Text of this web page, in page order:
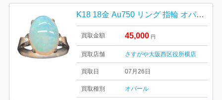
K18 18金 Au750 リング 指輪 オパール
買取金額 45,000 円
買取店舗 さすがや大阪西区役所横店
買取日 07月26日
買取種別 オパール